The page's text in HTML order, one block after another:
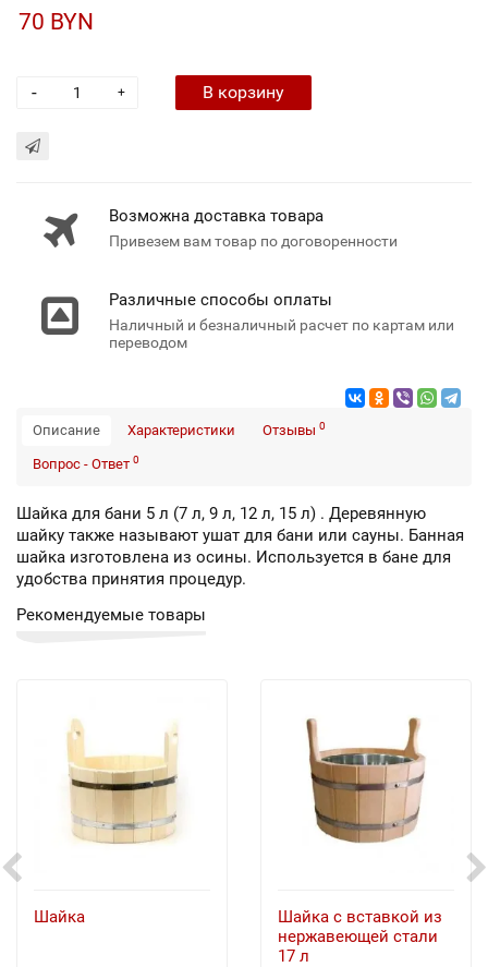
70 BYN
+
- В корзину
Возможна доставка товара
Привезем вам товар по договоренности
Различные способы оплаты
Наличный и безналичный расчет по картам или
переводом
Описание Характеристики Отзывы 0
Вопрос - Ответ 0
Шайка для бани 5 л (7 л, 9 л, 12 л, 15 л) . Деревянную
шайку также называют ушат для бани или сауны. Банная
шайка изготовлена из осины. Используется в бане для
удобства принятия процедур.
Рекомендуемые товары
Шайка
Шайка с вставкой из
нержавеющей стали
17 л